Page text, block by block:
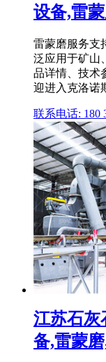
设备,雷
雷蒙磨服务支
泛应用于矿山
品详情、技术
迎进入克洛诺
联系电话: 180
江苏石灰
备,雷蒙